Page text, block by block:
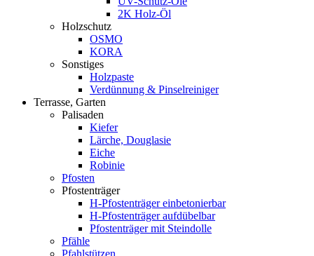
2K Holz-Öl
Holzschutz
OSMO
KORA
Sonstiges
Holzpaste
Verdünnung & Pinselreiniger
Terrasse, Garten
Palisaden
Kiefer
Lärche, Douglasie
Eiche
Robinie
Pfosten
Pfostenträger
H-Pfostenträger einbetonierbar
H-Pfostenträger aufdübelbar
Pfostenträger mit Steindolle
Pfähle
Pfahlstützen